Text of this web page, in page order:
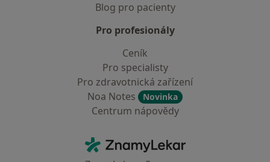
Blog pro pacienty
Pro profesionály
Ceník
Pro specialisty
Pro zdravotnická zařízení
Noa Notes
Novinka
Centrum nápovědy
ZnamyLekar - Hlavní stránka